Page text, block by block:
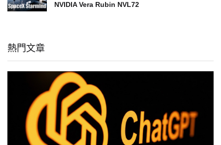
NVIDIA Vera Rubin NVL72
熱門文章